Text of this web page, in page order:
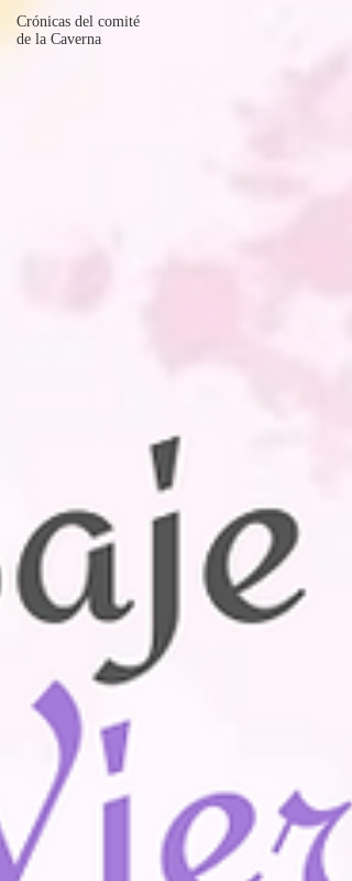
Crónicas del comité
de la Caverna